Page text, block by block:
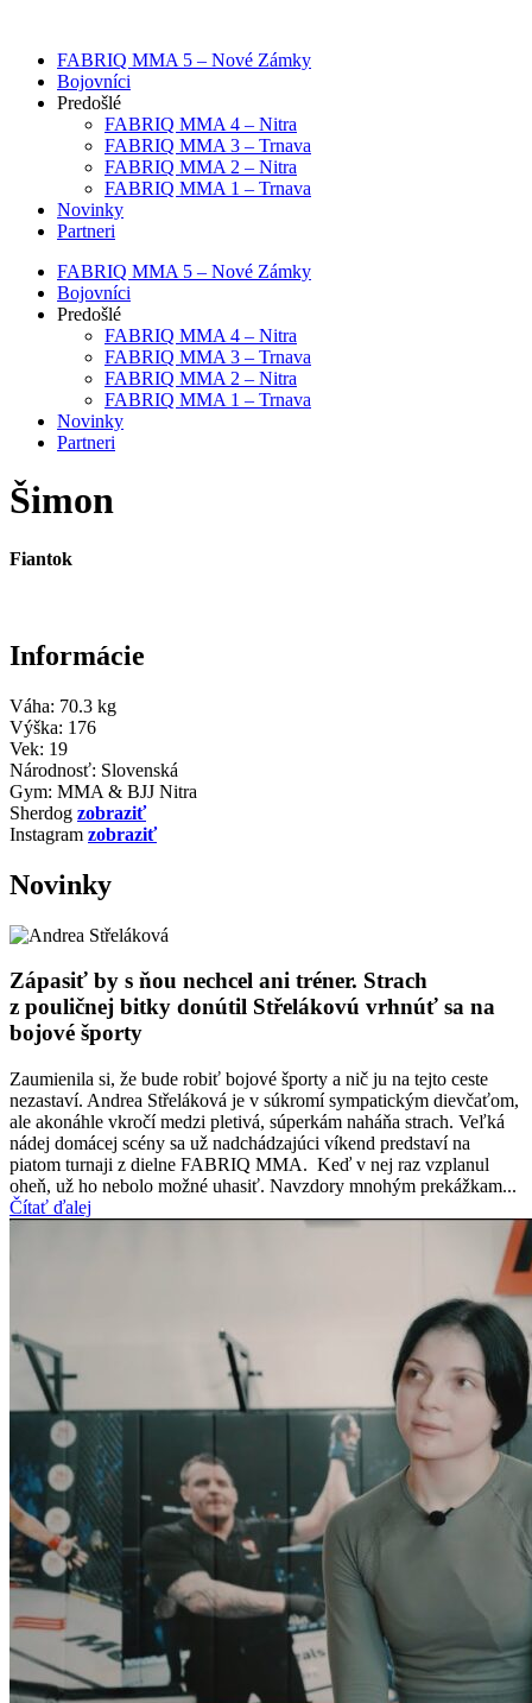
obsah
FABRIQ MMA 5 – Nové Zámky
Bojovníci
Predošlé
FABRIQ MMA 4 – Nitra
FABRIQ MMA 3 – Trnava
FABRIQ MMA 2 – Nitra
FABRIQ MMA 1 – Trnava
Novinky
Partneri
FABRIQ MMA 5 – Nové Zámky
Bojovníci
Predošlé
FABRIQ MMA 4 – Nitra
FABRIQ MMA 3 – Trnava
FABRIQ MMA 2 – Nitra
FABRIQ MMA 1 – Trnava
Novinky
Partneri
Šimon
Fiantok
Informácie
Váha: 70.3 kg
Výška: 176
Vek: 19
Národnosť: Slovenská
Gym: MMA & BJJ Nitra
Sherdog zobraziť
Instagram zobraziť
Novinky
Zápasiť by s ňou nechcel ani tréner. Strach
z pouličnej bitky donútil Střelákovú vrhnúť sa na
bojové športy
Zaumienila si, že bude robiť bojové športy a nič ju na tejto ceste
nezastaví. Andrea Střeláková je v súkromí sympatickým dievčaťom,
ale akonáhle vkročí medzi pletivá, súperkám naháňa strach. Veľká
nádej domácej scény sa už nadchádzajúci víkend predstaví na
piatom turnaji z dielne FABRIQ MMA. Keď v nej raz vzplanul
oheň, už ho nebolo možné uhasiť. Navzdory mnohým prekážkam...
Čítať ďalej